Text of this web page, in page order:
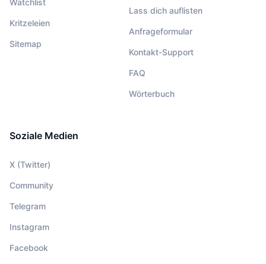
Kritzeleien
Sitemap
Lass dich auflisten
Anfrageformular
Kontakt-Support
FAQ
Wörterbuch
Soziale Medien
X (Twitter)
Community
Telegram
Instagram
Facebook